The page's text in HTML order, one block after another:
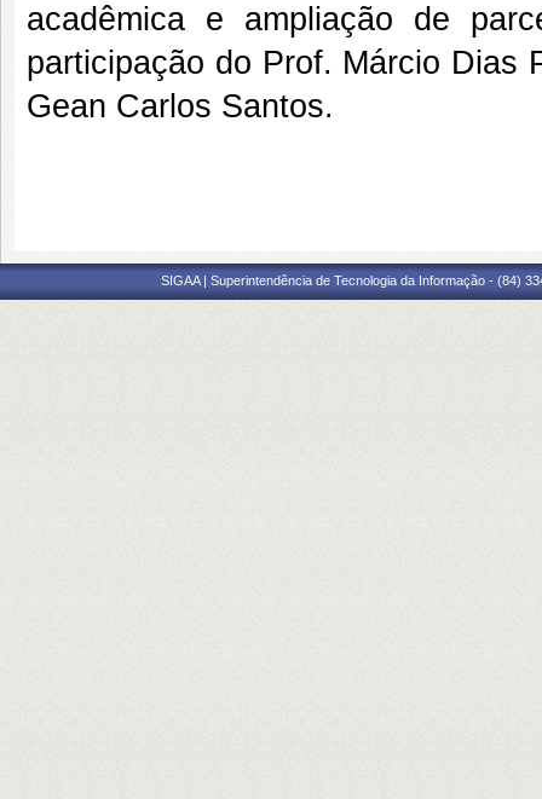
acadêmica e ampliação de
participação do Prof. Márcio Dias
Gean Carlos Santos.
SIGAA | Superintendência de Tecnologia da Informação - (84)